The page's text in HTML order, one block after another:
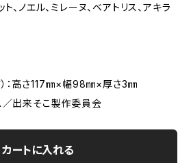
ト、ノエル、ミレーヌ、ベアトリス、アキラ
：高さ117㎜×幅98㎜×厚さ3㎜
／出来そこ製作委員会
カートに入れる